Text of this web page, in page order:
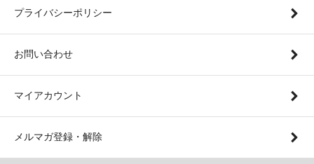
プライバシーポリシー
お問い合わせ
マイアカウント
メルマガ登録・解除